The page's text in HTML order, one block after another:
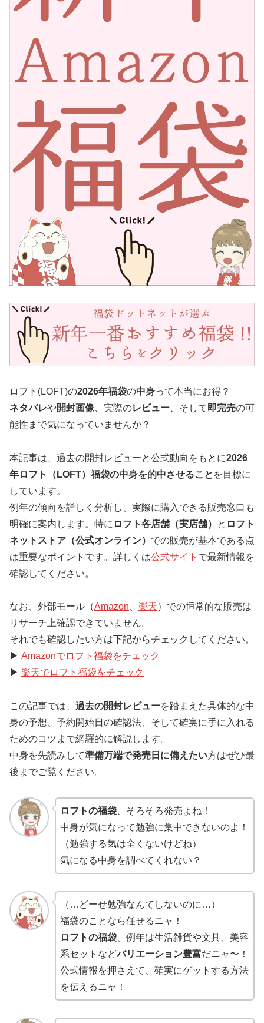
ロフト(LOFT)の2026年福袋の中身って本当にお得？
ネタバレや開封画像 、実際のレビュー 、そして 即完売の可
能性まで気になっていませんか？
本記事は、過去の開封レビューと公式動向をもとに2026
年ロフト（LOFT）福袋の中身を的中させること を目標に
しています。
例年の傾向を詳しく分析し、実際に購入できる販売窓口も
明確に案内します。特に ロフト各店舗（実店舗） と ロフト
ネットストア（公式オンライン） での販売が基本である点
は重要なポイントです。詳しくは公式サイト で最新情報を
確認してください。
なお、外部モール（Amazon、 楽天）での恒常的な販売は
リサーチ上確認できていません。
それでも確認したい方は下記からチェックしてください。
▶ Amazonでロフト福袋をチェック
▶ 楽天でロフト福袋をチェック
この記事では、 過去の開封レビューを踏まえた具体的な中
身の予想、予約開始日の確認法、そして確実に手に入れる
ためのコツまで網羅的に解説します。
中身を先読みして準備万端で発売日に備えたい方はぜひ最
後までご覧ください。
ロフトの福袋、そろそろ発売よね！
中身が気になって勉強に集中できないのよ！
（勉強する気は全くないけどね）
気になる中身を調べてくれない？
（…どーせ勉強なんてしないのに…）
福袋のことなら任せるニャ！
ロフトの福袋、例年は生活雑貨や文具、美容
系セットなどバリエーション豊富だニャ〜！
公式情報を押さえて、確実にゲットする方法
を伝えるニャ！